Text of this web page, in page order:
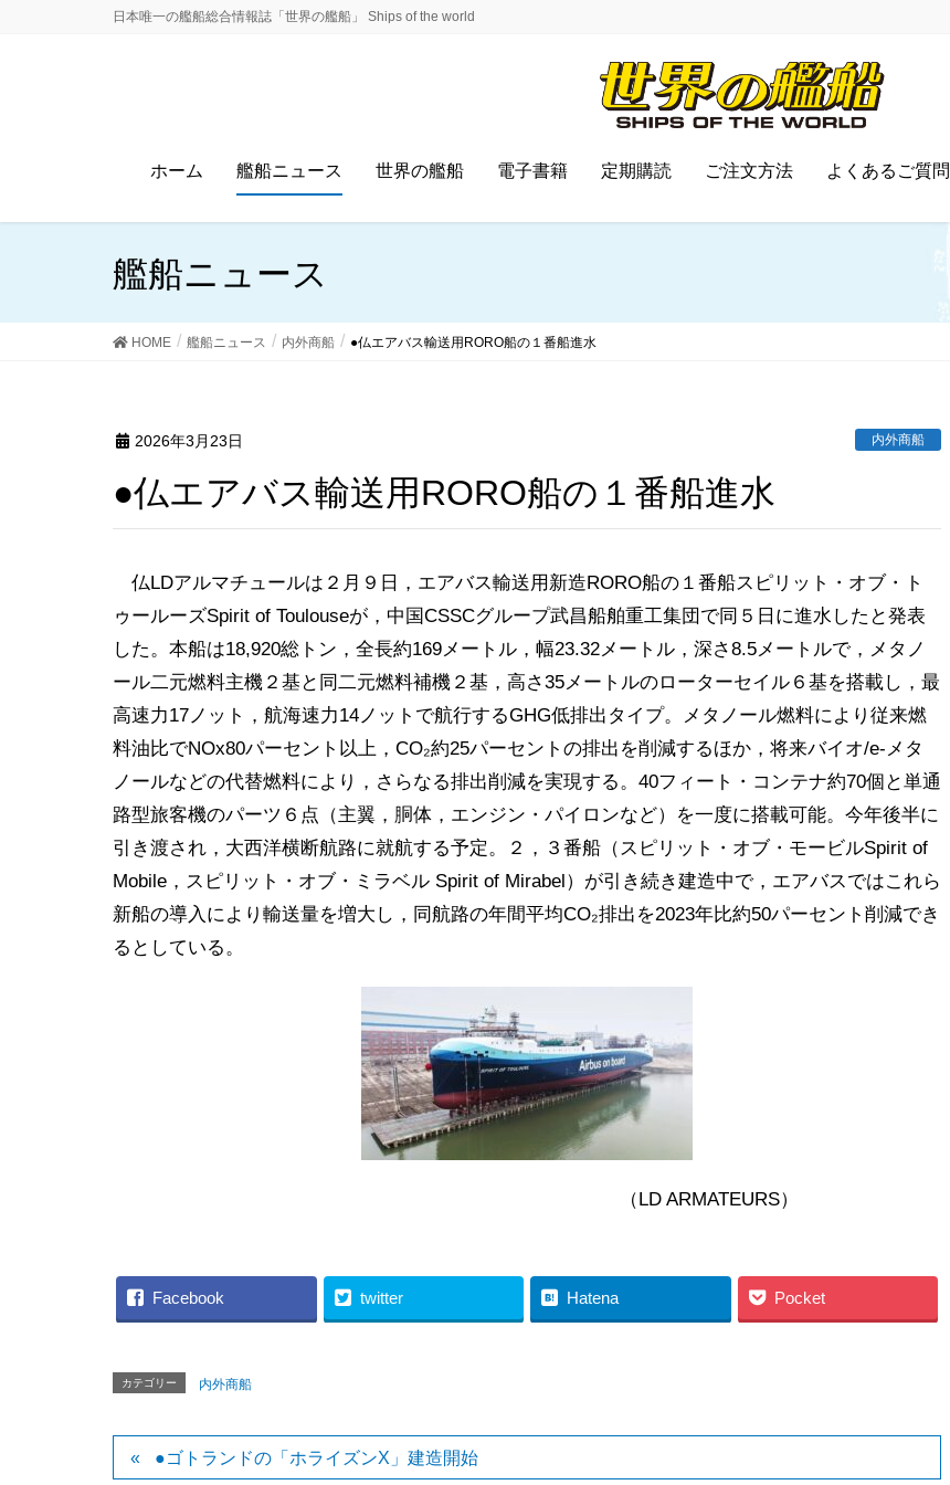
日本唯一の艦船総合情報誌「世界の艦船」 Ships of the world
ホーム 艦船ニュース 世界の艦船 電子書籍 定期購読 ご注文方法 よくあるご質問
艦船ニュース
HOME 艦船ニュース 内外商船 ●仏エアバス輸送用RORO船の１番船進水
2026年3月23日 内外商船
●仏エアバス輸送用RORO船の１番船進水
仏LDアルマチュールは２月９日，エアバス輸送用新造RORO船の１番船スピリット・オブ・ト
ゥールーズSpirit of Toulouseが，中国CSSCグループ武昌船舶重工集団で同５日に進水したと発表
した。本船は18,920総トン，全長約169メートル，幅23.32メートル，深さ8.5メートルで，メタノ
ール二元燃料主機２基と同二元燃料補機２基，高さ35メートルのローターセイル６基を搭載し，最
高速力17ノット，航海速力14ノットで航行するGHG低排出タイプ。メタノール燃料により従来燃
料油比でNOx80パーセント以上，CO₂約25パーセントの排出を削減するほか，将来バイオ/e-メタ
ノールなどの代替燃料により，さらなる排出削減を実現する。40フィート・コンテナ約70個と単通
路型旅客機のパーツ６点（主翼，胴体，エンジン・パイロンなど）を一度に搭載可能。今年後半に
引き渡され，大西洋横断航路に就航する予定。２，３番船（スピリット・オブ・モービルSpirit of
Mobile，スピリット・オブ・ミラベル Spirit of Mirabel）が引き続き建造中で，エアバスではこれら
新船の導入により輸送量を増大し，同航路の年間平均CO₂排出を2023年比約50パーセント削減でき
るとしている。
（LD ARMATEURS）
Facebook twitter Hatena Pocket
カテゴリー 内外商船
●ゴトランドの「ホライズンX」建造開始